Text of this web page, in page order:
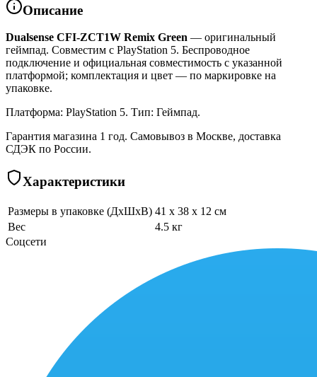
Описание
Dualsense CFI-ZCT1W Remix Green — оригинальный
геймпад. Совместим с PlayStation 5. Беспроводное
подключение и официальная совместимость с указанной
платформой; комплектация и цвет — по маркировке на
упаковке.
Платформа: PlayStation 5. Тип: Геймпад.
Гарантия магазина 1 год. Самовывоз в Москве, доставка
СДЭК по России.
Характеристики
Размеры в упаковке (ДхШхВ) 41 x 38 x 12 см
Вес
4.5 кг
Соцсети